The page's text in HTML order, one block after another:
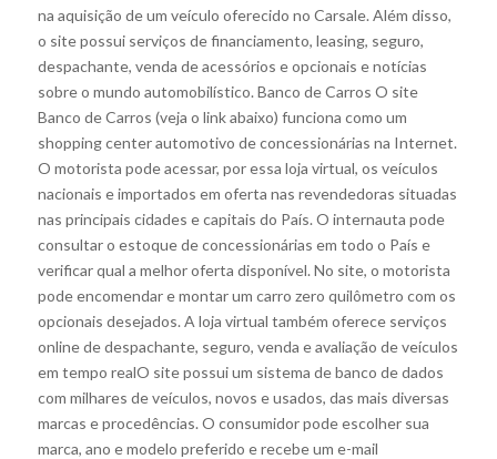
na aquisição de um veículo oferecido no Carsale. Além disso,
o site possui serviços de financiamento, leasing, seguro,
despachante, venda de acessórios e opcionais e notícias
sobre o mundo automobilístico. Banco de Carros O site
Banco de Carros (veja o link abaixo) funciona como um
shopping center automotivo de concessionárias na Internet.
O motorista pode acessar, por essa loja virtual, os veículos
nacionais e importados em oferta nas revendedoras situadas
nas principais cidades e capitais do País. O internauta pode
consultar o estoque de concessionárias em todo o País e
verificar qual a melhor oferta disponível. No site, o motorista
pode encomendar e montar um carro zero quilômetro com os
opcionais desejados. A loja virtual também oferece serviços
online de despachante, seguro, venda e avaliação de veículos
em tempo realO site possui um sistema de banco de dados
com milhares de veículos, novos e usados, das mais diversas
marcas e procedências. O consumidor pode escolher sua
marca, ano e modelo preferido e recebe um e-mail